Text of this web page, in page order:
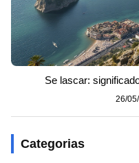
Se lascar:
26/
Categorias